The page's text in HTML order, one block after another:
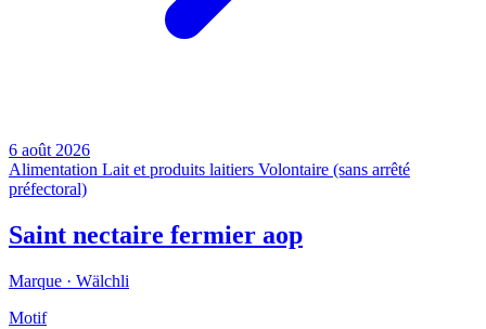
6 août 2026
Alimentation Lait et produits laitiers Volontaire (sans arrêté
préfectoral)
Saint nectaire fermier aop
Marque · Wälchli
Motif